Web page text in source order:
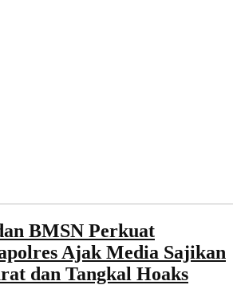
BMSN Perkuat
Ajak Media Sajikan
dan Tangkal Hoaks